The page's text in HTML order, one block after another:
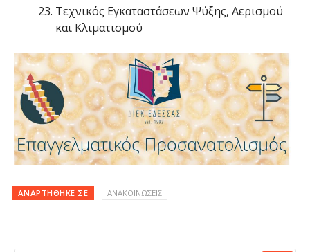
Τεχνικός Εγκαταστάσεων Ψύξης, Αερισμού
και Κλιματισμού
ΑΝΑΡΤΉΘΗΚΕ ΣΕ ΑΝΑΚΟΙΝΩΣΕΙΣ